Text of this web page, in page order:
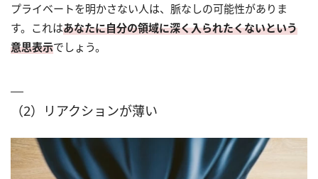
プライベートを明かさない人は、脈なしの可能性がありま
す。これはあなたに自分の領域に深く入られたくないという
意思表示でしょう。
（2）リアクションが薄い